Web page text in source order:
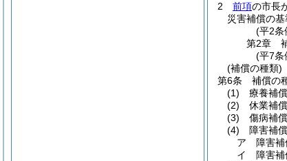
2
前項の市長
災害補償の
(平2条
第2章
(平7条
(補償の種類)
第6条
補償の
(1)
療養補償
(2)
休業補償
(3)
傷病補
(4)
障害補償
ア
障害
イ
障害